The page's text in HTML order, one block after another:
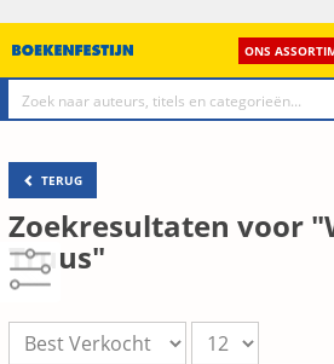
ONS
TERUG
Zoekresultaten voor
Truus"